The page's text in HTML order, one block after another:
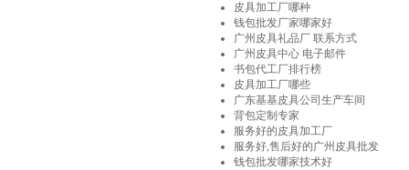
皮具加工厂哪种
钱包批发厂家哪家好
广州皮具礼品厂 联系方式
广州皮具中心 电子邮件
书包代工厂排行榜
皮具加工厂哪些
广东基基皮具公司生产车间
背包定制专家
服务好的皮具加工厂
服务好,售后好的广州皮具批发
钱包批发哪家技术好